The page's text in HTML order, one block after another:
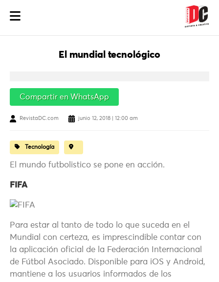
El mundial tecnológico
Compartir en WhatsApp
RevistaDC.com junio 12, 2018 | 12:00 am
Tecnología
El mundo futbolistico se pone en acción.
FIFA
Para estar al tanto de todo lo que suceda en el
Mundial con certeza, es imprescindible contar con
la aplicación oficial de la Federación Internacional
de Fútbol Asociado. Disponible para iOS y Android,
mantiene a los usuarios informados de los